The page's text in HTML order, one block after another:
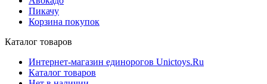
Пикачу
Корзина покупок
Каталог товаров
Интернет-магазин единорогов Unictoys.Ru
Каталог товаров